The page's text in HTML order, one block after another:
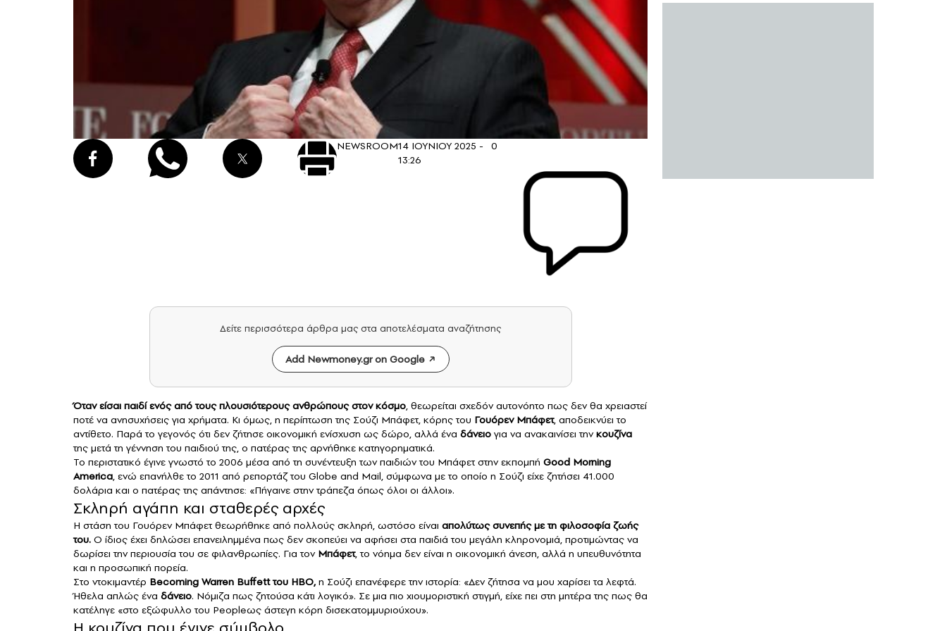
NEWSROOM14 ΙΟΥΝΙΟΥ 2025 -
13:26
0
Δείτε περισσότερα άρθρα μας στα αποτελέσματα αναζήτησης
Add Newmoney.gr on Google
Όταν είσαι παιδί ενός από τους πλουσιότερους ανθρώπους στον κόσμο, θεωρείται σχεδόν αυτονόητο πως δεν θα χρειαστεί
ποτέ να ανησυχήσεις για χρήματα. Κι όμως, η περίπτωση της Σούζι Μπάφετ, κόρης του Γουόρεν Μπάφετ, αποδεικνύει το
αντίθετο. Παρά το γεγονός ότι δεν ζήτησε οικονομική ενίσχυση ως δώρο, αλλά ένα δάνειο για να ανακαινίσει τηνκουζίνα
της μετά τη γέννηση του παιδιού της, ο πατέρας της αρνήθηκε κατηγορηματικά.
Το περιστατικό έγινε γνωστό το 2006 μέσα από τη συνέντευξη των παιδιών του Μπάφετ στην εκπομπή Good Morning
America, ενώ επανήλθε το 2011 από ρεπορτάζ του Globe and Mail, σύμφωνα με το οποίο η Σούζι είχε ζητήσει 41.000
δολάρια και ο πατέρας της απάντησε: «Πήγαινε στην τράπεζα όπως όλοι οι άλλοι».
Σκληρή αγάπη και σταθερές αρχές
Η στάση του Γουόρεν Μπάφετ θεωρήθηκε από πολλούς σκληρή, ωστόσο είναι απολύτως συνεπής με τη φιλοσοφία ζωής
του. Ο ίδιος έχει δηλώσει επανειλημμένα πως δεν σκοπεύει να αφήσει στα παιδιά του μεγάλη κληρονομιά, προτιμώντας να
δωρίσει την περιουσία του σε φιλανθρωπίες. Για τον Μπάφετ, το νόημα δεν είναι η οικονομική άνεση, αλλά η υπευθυνότητα
και η προσωπική πορεία.
Στο ντοκιμαντέρ Becoming Warren Buffett του HBO,η Σούζι επανέφερε την ιστορία: «Δεν ζήτησα να μου χαρίσει τα λεφτά.
Ήθελα απλώς ένα δάνειο. Νόμιζα πως ζητούσα κάτι λογικό». Σε μια πιο χιουμοριστική στιγμή, είχε πει στη μητέρα της πως θα
κατέληγε «στο εξώφυλλο του Peopleως άστεγη κόρη δισεκατομμυριούχου».